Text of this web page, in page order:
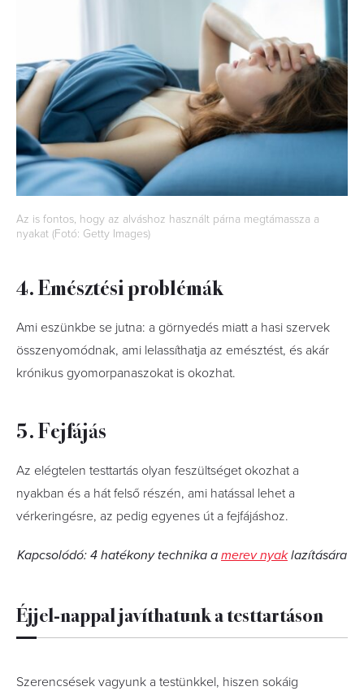
Az is fontos, hogy az alváshoz használt párna megtámassza a
nyakat (Fotó: Getty Images)
4. Emésztési problémák
Ami eszünkbe se jutna: a görnyedés miatt a hasi szervek
összenyomódnak, ami lelassíthatja az emésztést, és akár
krónikus gyomorpanaszokat is okozhat.
5. Fejfájás
Az elégtelen testtartás olyan feszültséget okozhat a
nyakban és a hát felső részén, ami hatással lehet a
vérkeringésre, az pedig egyenes út a fejfájáshoz.
Kapcsolódó: 4 hatékony technika a merev nyaklazítására
Éjjel-nappal javíthatunk a testtartáson
Szerencsések vagyunk a testünkkel, hiszen sokáig